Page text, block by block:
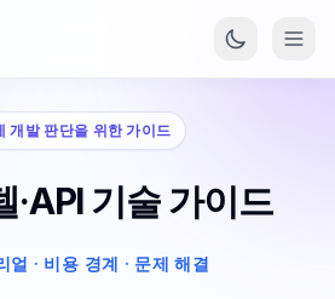
개발 판단을 위한 가이드
·API 기술 가이드
얼 · 비용 경계 · 문제 해결